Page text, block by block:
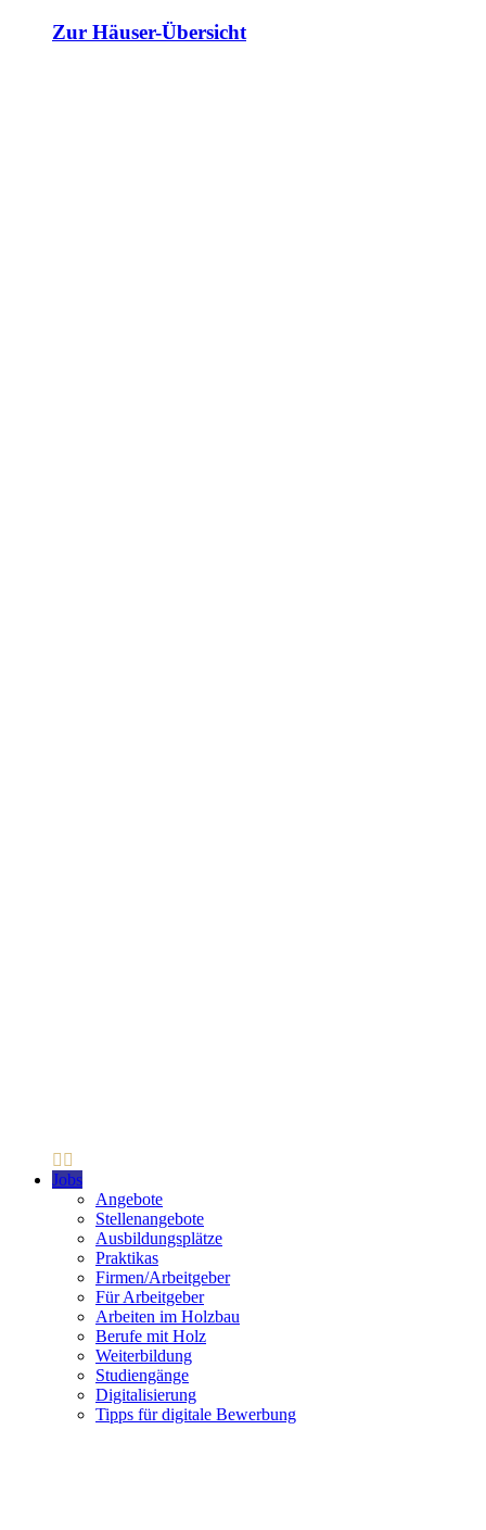
Zur Häuser-Übersicht
Jobs
Angebote
Stellenangebote
Ausbildungsplätze
Praktikas
Firmen/Arbeitgeber
Für Arbeitgeber
Arbeiten im Holzbau
Berufe mit Holz
Weiterbildung
Studiengänge
Digitalisierung
Tipps für digitale Bewerbung